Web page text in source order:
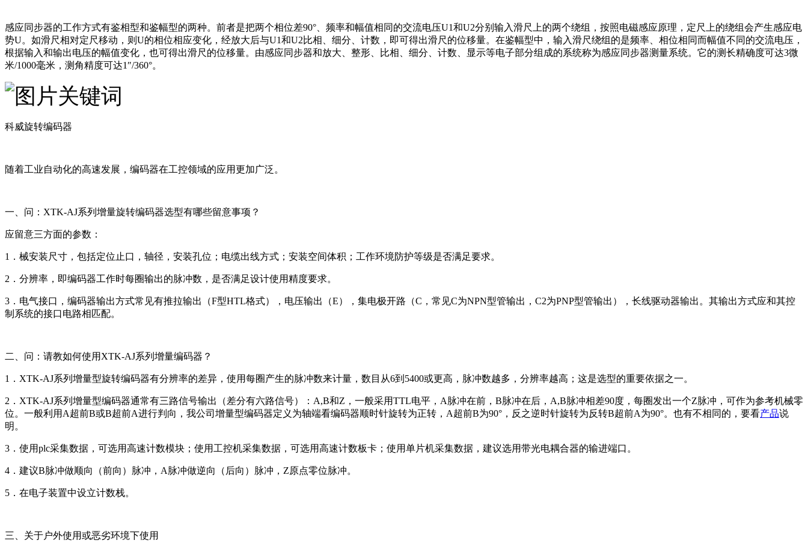
感应同步器的工作方式有鉴相型和鉴幅型的两种。前者是把两个相位差90°、频率和幅值相同的交流电压U1和U2分别输入滑尺上的两个绕组，按照电磁感应原理，定尺上的绕组会产生感应电
势U。如滑尺相对定尺移动，则U的相位相应变化，经放大后与U1和U2比相、细分、计数，即可得出滑尺的位移量。在鉴幅型中，输入滑尺绕组的是频率、相位相同而幅值不同的交流电压，
根据输入和输出电压的幅值变化，也可得出滑尺的位移量。由感应同步器和放大、整形、比相、细分、计数、显示等电子部分组成的系统称为感应同步器测量系统。它的测长精确度可达3微
米/1000毫米，测角精度可达1″/360°。
科威旋转编码器
随着工业自动化的高速发展，编码器在工控领域的应用更加广泛。
一、问： XTK-AJ系列 增量旋转编码器选型有哪些留意事项？
应留意三方面的参数：
1．械安装尺寸，包括定位止口，轴径，安装孔位；电缆出线方式；安装空间体积；工作环境防护等级是否满足要求。
2．分辨率，即编码器工作时每圈输出的脉冲数，是否满足设计使用精度要求。
3．电气接口，编码器输出方式常见有推拉输出（F型HTL格式），电压输出（E），集电极开路（C，常见C为NPN型管输出，C2为PNP型管输出），长线驱动器输出。其输出方式应和其控
制系统的接口电路相匹配。
二、问：请教如何使用 XTK-AJ系列 增量编码器？
1． XTK-AJ系列 增量型旋转编码器有分辨率的差异，使用每圈产生的脉冲数来计量，数目从6到5400或更高，脉冲数越多，分辨率越高；这是选型的重要依据之一。
2． XTK-AJ系列 增量型编码器通常有三路信号输出（差分有六路信号）：A,B和Z，一般采用TTL电平，A脉冲在前，B脉冲在后，A,B脉冲相差90度，每圈发出一个Z脉冲，可作为参考机械零
位。一般利用A超前B或B超前A进行判向，我公司增量型编码器定义为轴端看编码器顺时针旋转为正转，A超前B为90°，反之逆时针旋转为反转B超前A为90°。也有不相同的，要看产品说
明。
3．使用plc采集数据，可选用高速计数模块；使用工控机采集数据，可选用高速计数板卡；使用单片机采集数据，建议选用带光电耦合器的输进端口。
4．建议B脉冲做顺向（前向）脉冲，A脉冲做逆向（后向）脉冲，Z原点零位脉冲。
5．在电子装置中设立计数栈。
三、关于户外使用或恶劣环境下使用